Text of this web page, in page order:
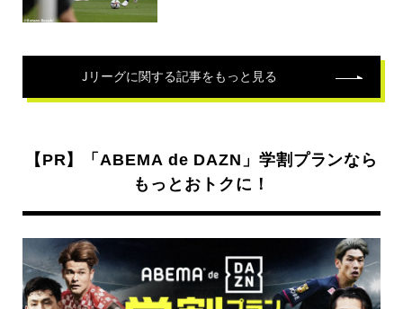
Jリーグに関する記事をもっと見る
【PR】「ABEMA de DAZN」学割プランなら
もっとおトクに！